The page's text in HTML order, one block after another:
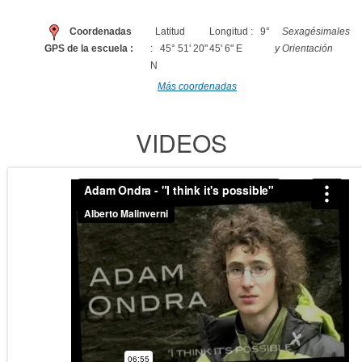
Coordenadas
GPS de la escuela :
Latitud
: 45° 51' 20"
N
Longitud : 9°
45' 6" E
Sexagésimales
y Orientación
Más coordenadas
VIDEOS